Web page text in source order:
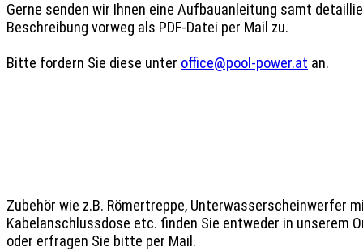
Gerne senden wir Ihnen eine Aufbauanleitung samt
Beschreibung vorweg als PDF-Datei per Mail zu.
Bitte fordern Sie diese unter office@pool-power.at an.
Zubehör wie z.B. Römertreppe, Unterwasserscheinwerfer
Kabelanschlussdose etc. finden Sie entweder in unserem
oder erfragen Sie bitte per Mail.